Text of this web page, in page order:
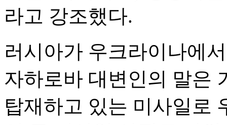
라고 강조했다.
러시아가 우크라이나에
자하로바 대변인의 말은
탑재하고 있는 미사일로